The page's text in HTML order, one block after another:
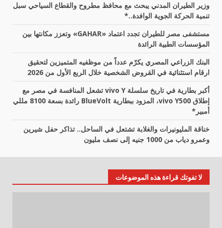
وزير الطيران المدني يبحث مع محافظ مطروح والقطاع السياحي سبل
تنمية الحركة الجوية الوافدة..*
مستشفى مصر للطيران تجدد اعتماد «GAHAR» وتعزز مكانتها بين
المؤسسات الطبية الرائدة
البنك الزراعي المصري يكرّم عدداً من موظفيه المتميزين لتحقيق
ارقام استثنائية في القروض الشخصية خلال الربع الأول من 2026
أكبر بطارية في تاريخ سلسلة vivo Y تشعل المنافسة في مصر مع
إطلاق vivo Y500، المزود ببطارية BlueVolt رائدة بسعة 8100 مللي
أمبير*
خناقة المليونيرات والغلابة تشتعل في الساحل.. تذاكر حفل شيرين
وعمرو دياب من 1000 جنيه إلى نصف مليون
لا تفوتك قراءة هذه الموضوعات